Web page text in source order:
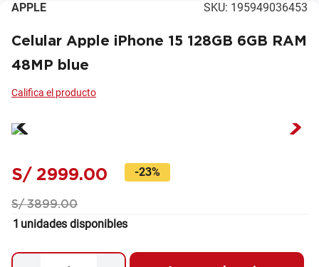
APPLE SKU: 195949036453
Celular Apple iPhone 15 128GB 6GB RAM
48MP blue
S/ 2999.00 -23%
S/ 3899.00
1 unidades disponibles
4. apple